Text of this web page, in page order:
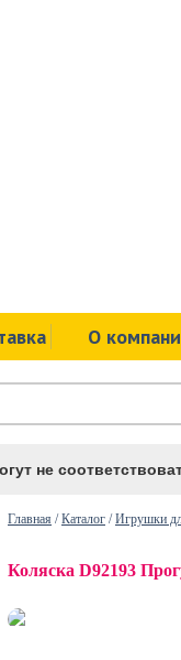
О
не
Главная /Каталог /Игрушки
Коляска D92193